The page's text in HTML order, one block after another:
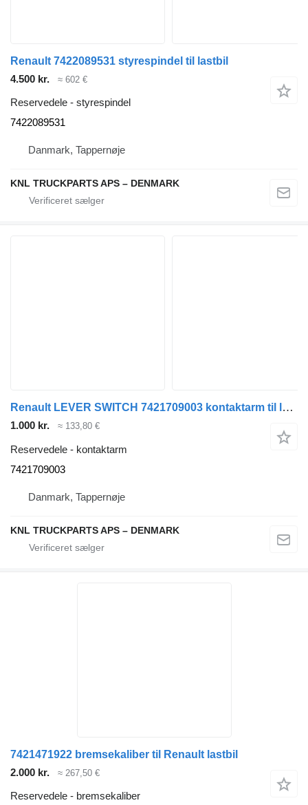
Renault 7422089531 styrespindel til lastbil
4.500 kr.
≈ 602 €
Reservedele - styrespindel
7422089531
Danmark, Tappernøje
KNL TRUCKPARTS APS – DENMARK
Renault LEVER SWITCH 7421709003 kontaktarm til lastbil
1.000 kr. ≈ 133,80 €
Reservedele - kontaktarm
7421709003
Danmark, Tappernøje
KNL TRUCKPARTS APS – DENMARK
7421471922 bremsekaliber til Renault lastbil
2.000 kr.
≈ 267,50 €
Reservedele - bremsekaliber